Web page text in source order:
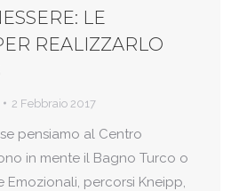
LE
REALIZZARLO
2 Febbraio 2017
pensiamo al Centro
in mente il Bagno Turco o
Emozionali, percorsi Kneipp,